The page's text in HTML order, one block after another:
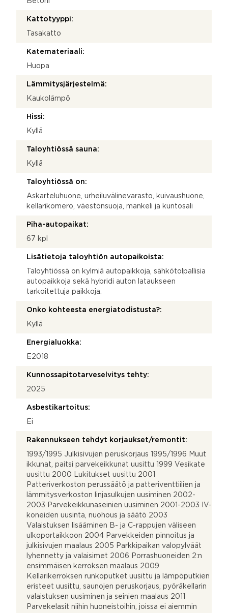
Kattotyyppi:
Tasakatto
Katemateriaali:
Huopa
Lämmitysjärjestelmä:
Kaukolämpö
Hissi:
Kyllä
Taloyhtiössä sauna:
Kyllä
Taloyhtiössä on:
Askarteluhuone, urheiluvälinevarasto, kuivaushuone,
kellarikomero, väestönsuoja, mankeli ja kuntosali
Piha-autopaikat:
67 kpl
Lisätietoja taloyhtiön autopaikoista:
Taloyhtiössä on kylmiä autopaikkoja, sähkötolpallisia
autopaikkoja sekä hybridi auton lataukseen
tarkoitettuja paikkoja.
Onko kohteesta energiatodistusta?:
Kyllä
Energialuokka:
E2018
Kunnossapitotarveselvitys tehty:
2025
Asbestikartoitus:
Ei
Rakennukseen tehdyt korjaukset/remontit:
1993/1995 Julkisivujen peruskorjaus 1995/1996 Muut
ikkunat, paitsi parvekeikkunat uusittu 1999 Vesikate
uusittu 2000 Lukitukset uusittu 2001
Patteriverkoston perussäätö ja patteriventtiilien ja
lämmitysverkoston linjasulkujen uusiminen 2002-
2003 Parvekeikkunaseinien uusiminen 2001-2003 IV-
koneiden uusinta, nuohous ja säätö 2003
Valaistuksen lisääminen B- ja C-rappujen väliseen
ulkoportaikkoon 2004 Parvekkeiden pinnoitus ja
julkisivujen maalaus 2005 Parkkipaikan valopylväät
lyhennetty ja valaisimet 2006 Porrashuoneiden 2:n
ensimmäisen kerroksen maalaus 2009
Kellarikerroksen runkoputket uusittu ja lämpöputkien
eristeet uusittu, saunojen peruskorjaus, pyöräkellarin
valaistuksen uusiminen ja seinien maalaus 2011
Parvekelasit niihin huoneistoihin, joissa ei aiemmin